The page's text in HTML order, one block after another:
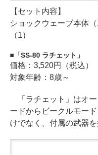
【セット内容】
ショックウェーブ本体
（1）
「SS-80 ラチェット」
価格：3,520円（税込）
対象年齢：8歳～
「ラチェット」はオー
ードからビークルモー
けでなく、付属の武器